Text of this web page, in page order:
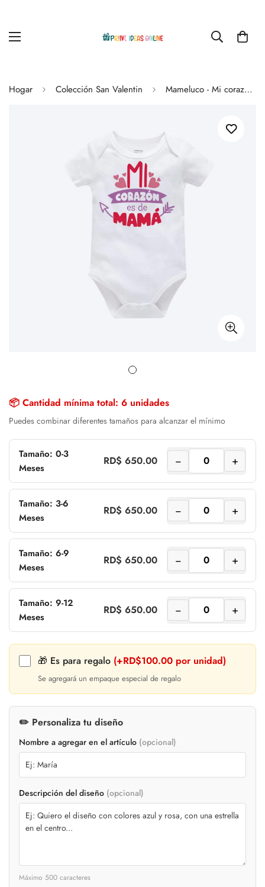
Hogar Colección San Valentin Mameluco - Mi corazón de mamá
📦 Cantidad mínima total: 6 unidades
Puedes combinar diferentes tamaños para alcanzar el mínimo
Tamaño: 0-3
Meses
RD$ 650.00 − +
Tamaño: 3-6
Meses
RD$ 650.00 − +
Tamaño: 6-9
Meses
RD$ 650.00 − +
Tamaño: 9-12
Meses
RD$ 650.00 − +
🎁 Es para regalo (+RD$100.00 por unidad)
Se agregará un empaque especial de regalo
✏️ Personaliza tu diseño
Nombre a agregar en el artículo (opcional)
Descripción del diseño (opcional)
Máximo 500 caracteres
Confirm your age
Are you 18 years old or older?